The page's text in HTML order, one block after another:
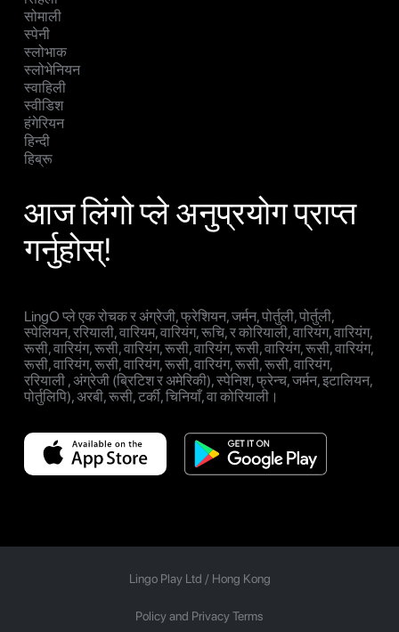
सोमाली
स्पेनी
स्लोभाक
स्लोभेनियन
स्वाहिली
स्वीडिश
हंगेरियन
हिन्दी
हिब्रू
आज लिंगो प्ले अनुप्रयोग प्राप्त
गर्नुहोस्!
LingO प्ले एक रोचक र अंग्रेजी, फ्रेशियन, जर्मन, पोर्तुली, पोर्तुली,
स्पेलियन, ररियाली, वारियम, वारियंग, रूचि, र कोरियाली, वारियंग, वारियंग,
रूसी, वारियंग, रूसी, वारियंग, रूसी, वारियंग, रूसी, वारियंग, रूसी, वारियंग,
रूसी, वारियंग, रूसी, वारियंग, रूसी, वारियंग, रूसी, रूसी, वारियंग,
ररियाली , अंग्रेजी (ब्रिटिश र अमेरिकी), स्पेनिश, फ्रेन्च, जर्मन, इटालियन,
पोर्तुलिपि), अरबी, रूसी, टर्की, चिनियाँ, वा कोरियाली।
Lingo Play Ltd / Hong Kong
Policy and Privacy Terms